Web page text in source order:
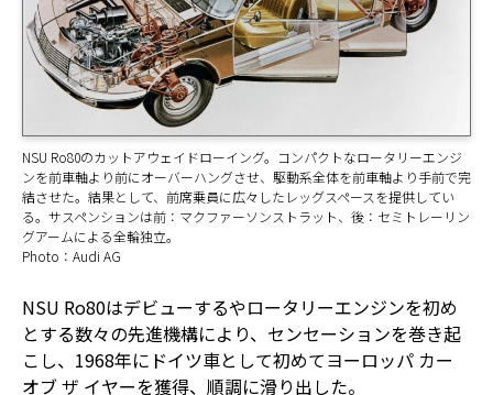
NSU Ro80のカットアウェイドローイング。コンパクトなロータリーエンジ
ンを前車軸より前にオーバーハングさせ、駆動系全体を前車軸より手前で完
結させた。結果として、前席乗員に広々したレッグスペースを提供してい
る。サスペンションは前：マクファーソンストラット、後：セミトレーリン
グアームによる全輪独立。
Photo：Audi AG
NSU Ro80はデビューするやロータリーエンジンを初め
とする数々の先進機構により、センセーションを巻き起
こし、1968年にドイツ車として初めてヨーロッパ カー
オブ ザ イヤーを獲得、順調に滑り出した。